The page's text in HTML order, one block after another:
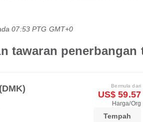
07:53 PTG GMT+0
tawaran
Bermula dari
US$ 59.57
Harga/Org
Tempah